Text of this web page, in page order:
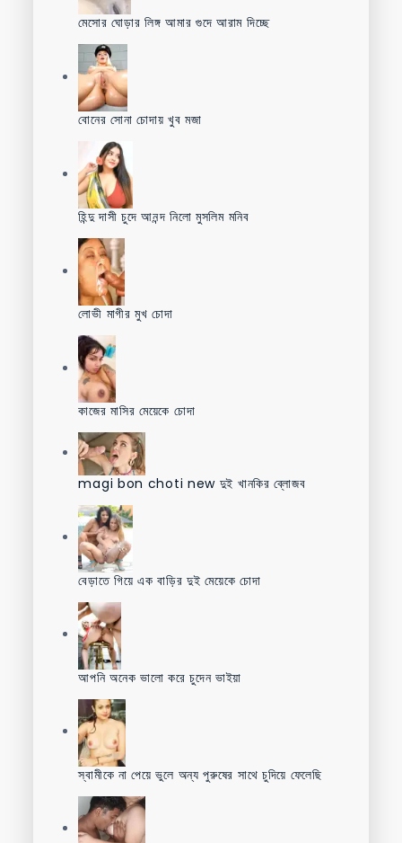
মেসোর ঘোড়ার লিঙ্গ আমার গুদে আরাম দিচ্ছে
বোনের সোনা চোদায় খুব মজা
হিন্দু দাসী চুদে আনন্দ নিলো মুসলিম মনিব
লোভী মাগীর মুখ চোদা
কাজের মাসির মেয়েকে চোদা
magi bon choti new দুই খানকির ব্লোজব
বেড়াতে গিয়ে এক বাড়ির দুই মেয়েকে চোদা
আপনি অনেক ভালো করে চুদেন ভাইয়া
স্বামীকে না পেয়ে ভুলে অন্য পুরুষের সাথে চুদিয়ে ফেলেছি